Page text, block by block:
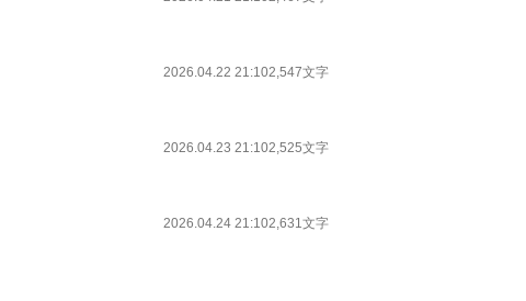
2026.04.22 21:102,547文字
2026.04.23 21:102,525文字
2026.04.24 21:102,631文字